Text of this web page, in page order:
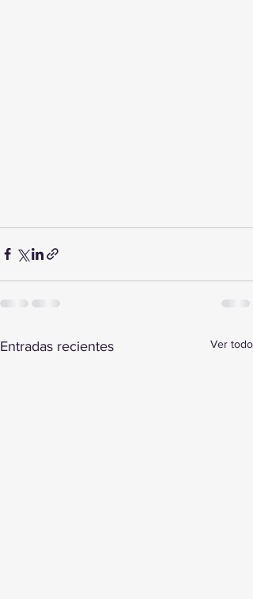
Entradas recientes Ver todo